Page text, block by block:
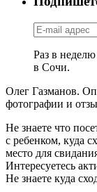
Раз в
в Сочи.
Олег Газманов.
фотографии и
Не знаете что
с ребенком, куда
место для
Интересуетесь
Не знаете куда